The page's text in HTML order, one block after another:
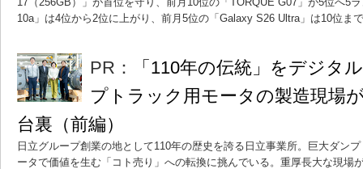
10a」は4位から2位に上がり、前月5位の「Galaxy S26 Ultra」は10位ま
PR：
「110年の伝統」をデジ
プトラック用モータの製造現場
台裏（前編）
日立グループ創業の地として110年の歴史を誇る日立事業所。巨大ダン
ータで価値を生む「コト売り」への転換に挑んでいる。重厚長大な現場